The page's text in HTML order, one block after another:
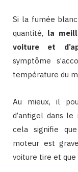
Si la fumée
quantité, la
voiture et
symptôme
température du
Au mieux, il
d’antigel dans
cela signifie
moteur est
voiture tire et